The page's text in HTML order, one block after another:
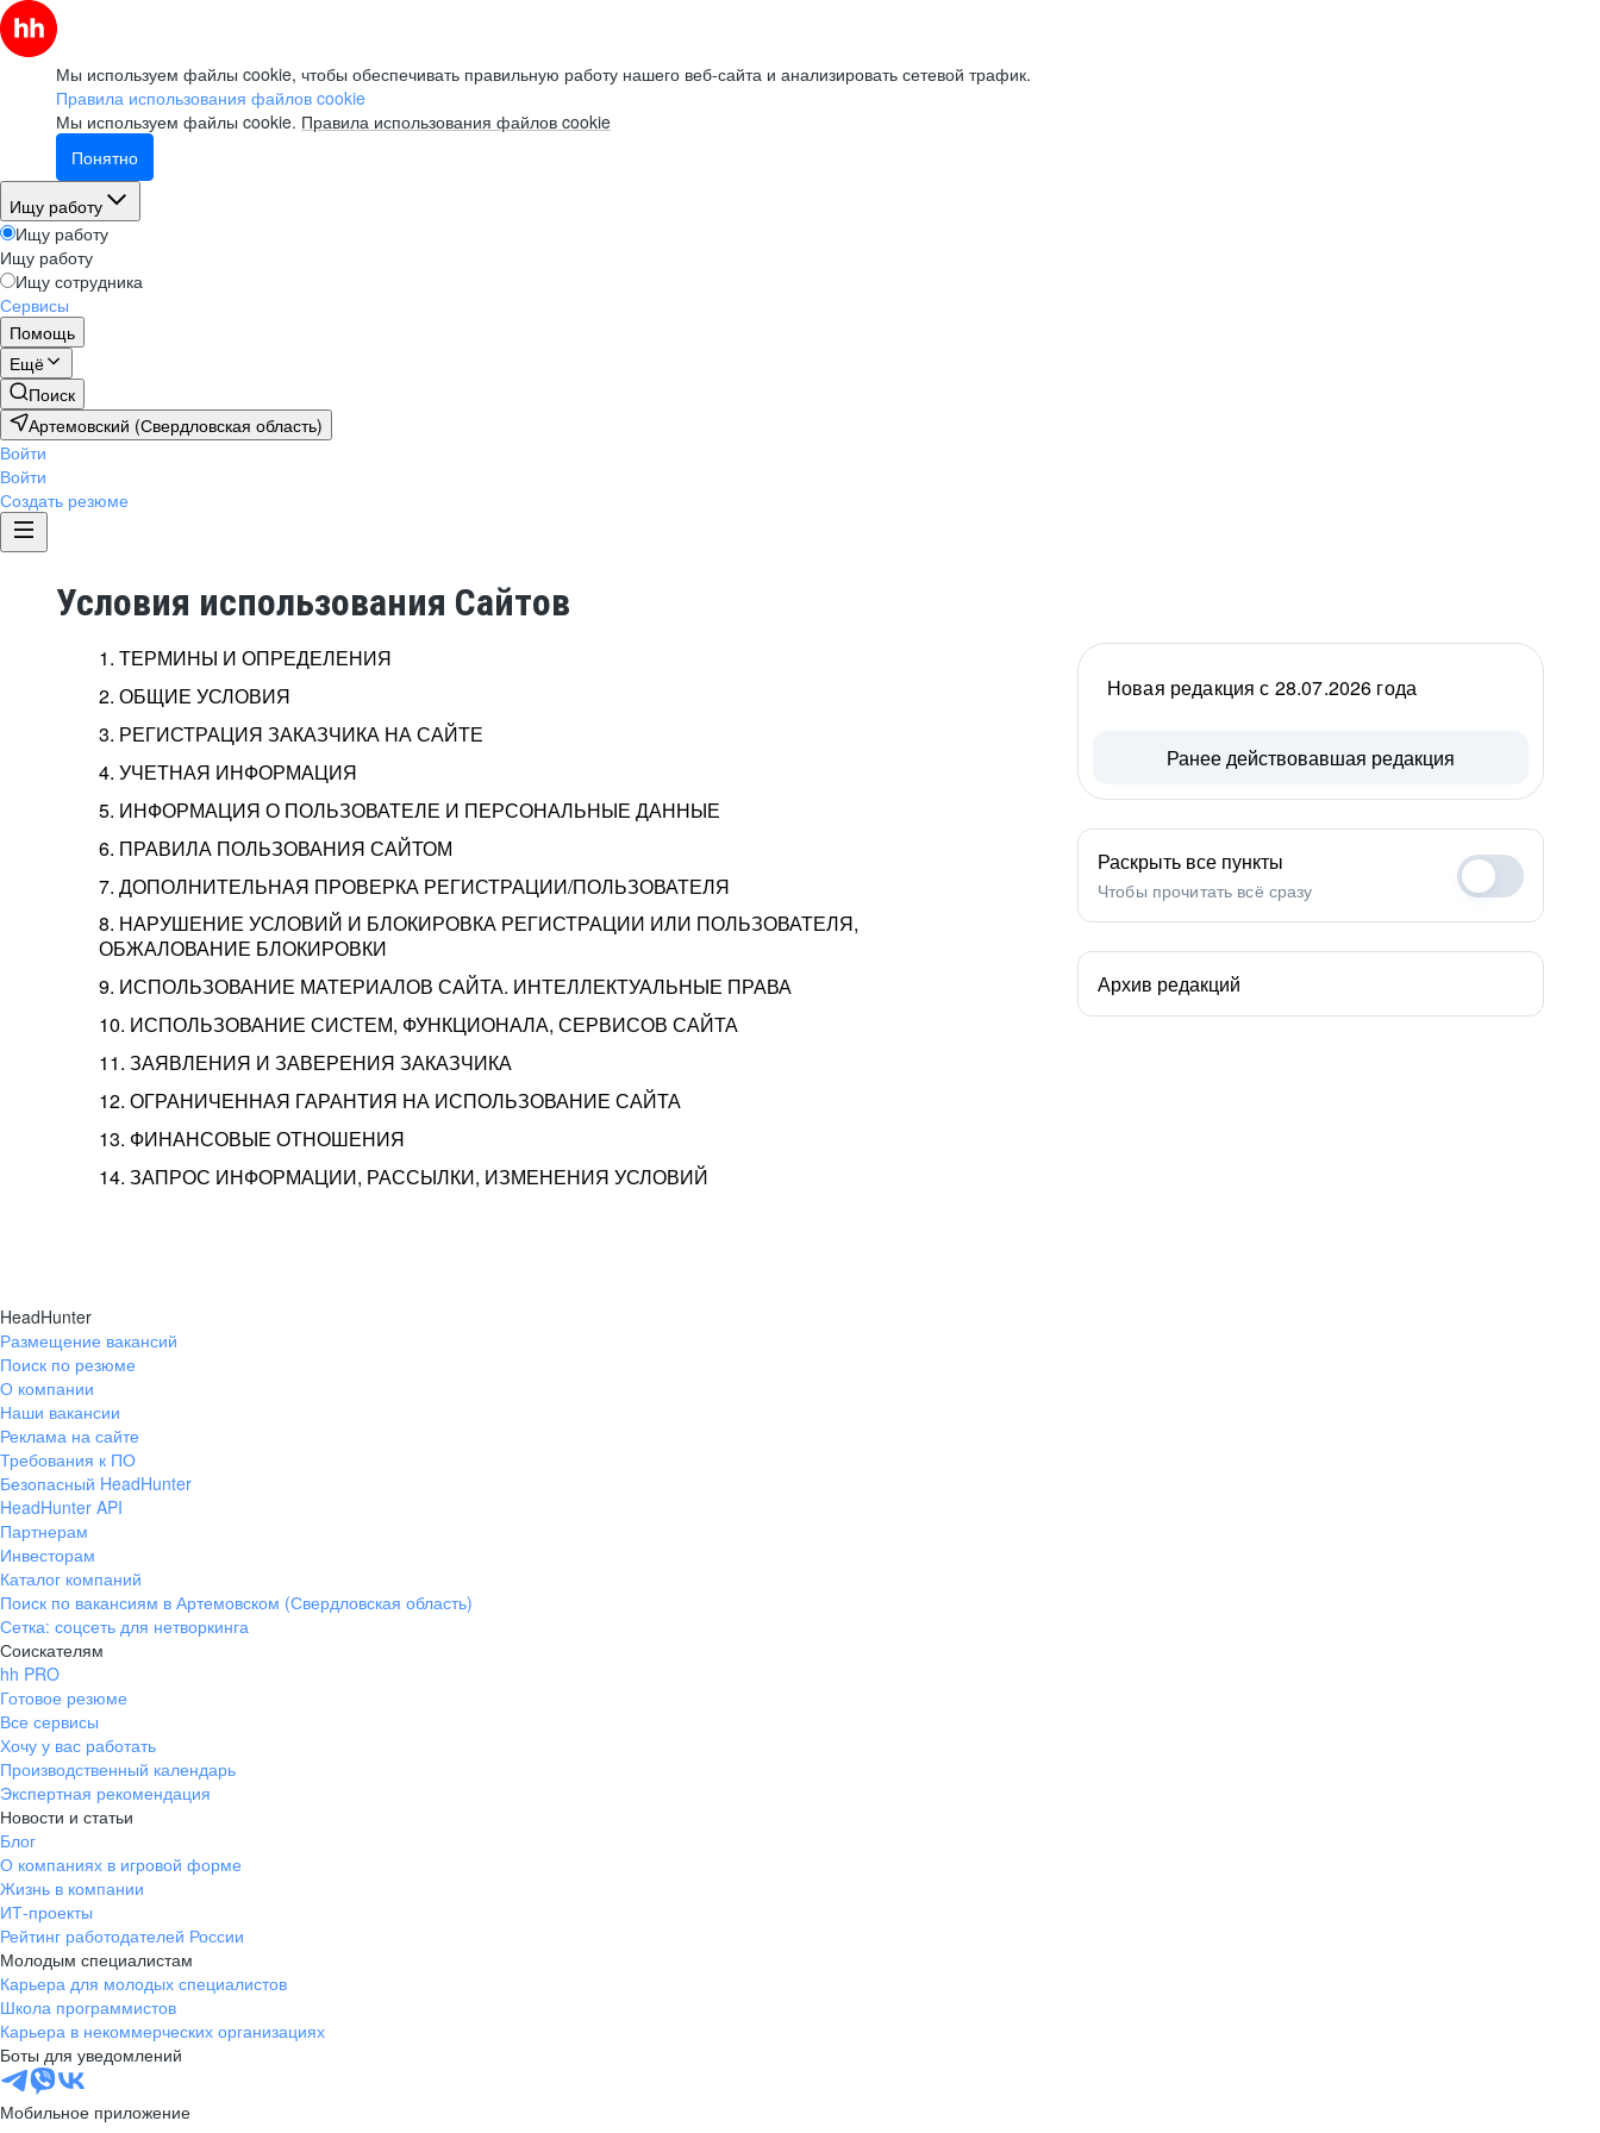
Мы используем файлы cookie, чтобы обеспечивать правильную работу нашего веб-сайта и анализировать сетевой трафик.
Правила использования файлов cookie
Мы используем файлы cookie. Правила использования файлов cookie
Понятно
Ищу работу
Ищу работу
Ищу работу
Ищу сотрудника
Сервисы
Помощь
Ещё
Поиск
Артемовский (Свердловская область)
Войти
Войти
Создать резюме
Условия использования Сайтов
1. ТЕРМИНЫ И ОПРЕДЕЛЕНИЯ
2. ОБЩИЕ УСЛОВИЯ
3. РЕГИСТРАЦИЯ ЗАКАЗЧИКА НА САЙТЕ
4. УЧЕТНАЯ ИНФОРМАЦИЯ
5. ИНФОРМАЦИЯ О ПОЛЬЗОВАТЕЛЕ И ПЕРСОНАЛЬНЫЕ ДАННЫЕ
6. ПРАВИЛА ПОЛЬЗОВАНИЯ САЙТОМ
7. ДОПОЛНИТЕЛЬНАЯ ПРОВЕРКА РЕГИСТРАЦИИ/ПОЛЬЗОВАТЕЛЯ
8. НАРУШЕНИЕ УСЛОВИЙ И БЛОКИРОВКА РЕГИСТРАЦИИ ИЛИ ПОЛЬЗОВАТЕЛЯ,
ОБЖАЛОВАНИЕ БЛОКИРОВКИ
9. ИСПОЛЬЗОВАНИЕ МАТЕРИАЛОВ САЙТА. ИНТЕЛЛЕКТУАЛЬНЫЕ ПРАВА
10. ИСПОЛЬЗОВАНИЕ СИСТЕМ, ФУНКЦИОНАЛА, СЕРВИСОВ САЙТА
11. ЗАЯВЛЕНИЯ И ЗАВЕРЕНИЯ ЗАКАЗЧИКА
12. ОГРАНИЧЕННАЯ ГАРАНТИЯ НА ИСПОЛЬЗОВАНИЕ САЙТА
13. ФИНАНСОВЫЕ ОТНОШЕНИЯ
14. ЗАПРОС ИНФОРМАЦИИ, РАССЫЛКИ, ИЗМЕНЕНИЯ УСЛОВИЙ
Новая редакция с 28.07.2026 года
Ранее действовавшая редакция
Раскрыть все пункты
Чтобы прочитать всё сразу
Архив редакций
HeadHunter
Размещение вакансий
Поиск по резюме
О компании
Наши вакансии
Реклама на сайте
Требования к ПО
Безопасный HeadHunter
HeadHunter API
Партнерам
Инвесторам
Каталог компаний
Поиск по вакансиям в Артемовском (Свердловская область)
Сетка: соцсеть для нетворкинга
Соискателям
hh PRO
Готовое резюме
Все сервисы
Хочу у вас работать
Производственный календарь
Экспертная рекомендация
Новости и статьи
Блог
О компаниях в игровой форме
Жизнь в компании
ИТ-проекты
Рейтинг работодателей России
Молодым специалистам
Карьера для молодых специалистов
Школа программистов
Карьера в некоммерческих организациях
Боты для уведомлений
Мобильное приложение